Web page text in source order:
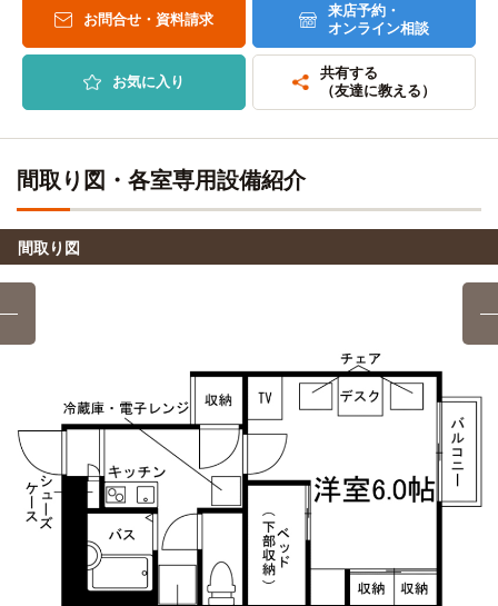
お問合せ・資料請求
来店予約・
オンライン相談
お気に入り
共有する
（友達に教える）
間取り図・各室専用設備紹介
間取り図